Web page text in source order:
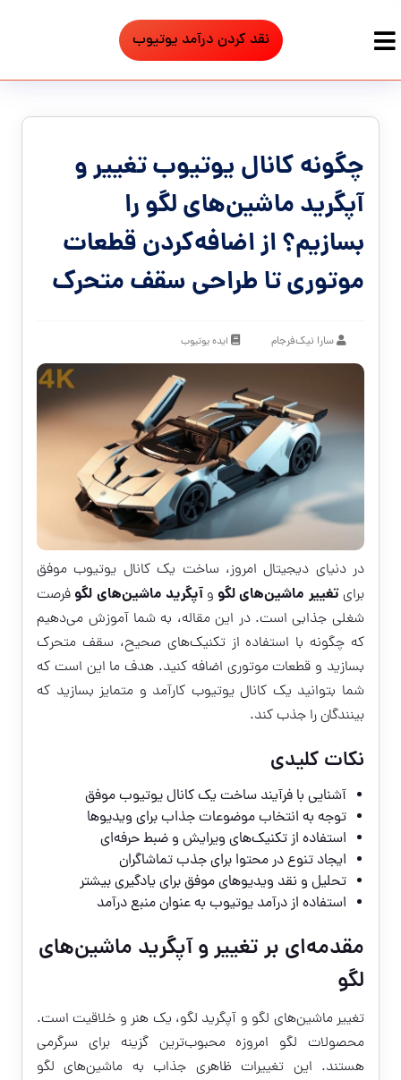
نقد کردن درآمد یوتیوب
چگونه کانال یوتیوب تغییر و
آپگرید ماشین‌های لگو را
بسازیم؟ از اضافه‌کردن قطعات
موتوری تا طراحی سقف متحرک
سارا نیک‌فرجام ایده یوتیوب
در دنیای دیجیتال امروز، ساخت یک کانال یوتیوب موفق
برایتغییر ماشین‌های لگو وآپگرید ماشین‌های لگو فرصت
شغلی جذابی است. در این مقاله، به شما آموزش می‌دهیم
که چگونه با استفاده از تکنیک‌های صحیح، سقف متحرک
بسازید و قطعات موتوری اضافه کنید. هدف ما این است که
شما بتوانید یک کانال یوتیوب کارآمد و متمایز بسازید که
بینندگان را جذب کند.
نکات کلیدی
آشنایی با فرآیند ساخت یک کانال یوتیوب موفق
توجه به انتخاب موضوعات جذاب برای ویدیوها
استفاده از تکنیک‌های ویرایش و ضبط حرفه‌ای
ایجاد تنوع در محتوا برای جذب تماشاگران
تحلیل و نقد ویدیوهای موفق برای یادگیری بیشتر
استفاده از درآمد یوتیوب به عنوان منبع درآمد
مقدمه‌ای بر تغییر و آپگرید ماشین‌های
لگو
تغییر ماشین‌های لگو و آپگرید لگو، یک هنر و خلاقیت است.
محصولات لگو امروزه محبوب‌ترین گزینه برای سرگرمی
هستند. این تغییرات ظاهری جذاب به ماشین‌های لگو